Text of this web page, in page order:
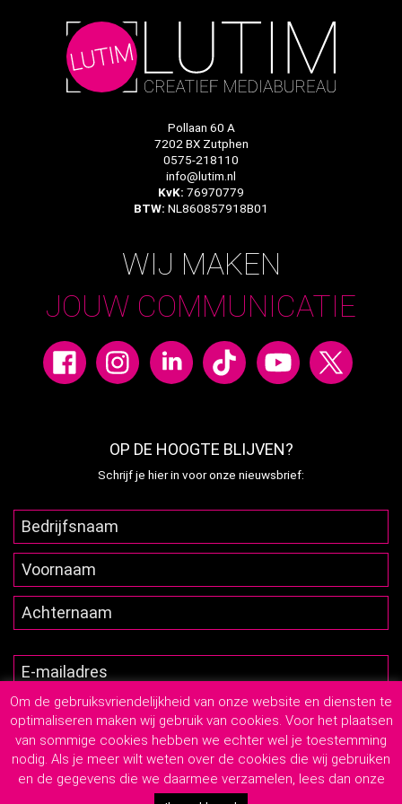
Pollaan 60 A
7202 BX Zutphen
0575-218110
info@lutim.nl
KvK: 76970779
BTW: NL860857918B01
WIJ MAKEN
JOUW COMMUNICATIE
OP DE HOOGTE BLIJVEN?
Schrijf je hier in voor onze nieuwsbrief:
2026 © Lutim Creatief Mediabureau - Privacyverklaring -
Algemene Leveringsvoorwaarden
Om de gebruiksvriendelijkheid van onze website en diensten te
optimaliseren maken wij gebruik van cookies. Voor het plaatsen
van sommige cookies hebben we echter wel je toestemming
nodig. Als je meer wilt weten over de cookies die wij gebruiken
en de gegevens die we daarmee verzamelen, lees dan onze